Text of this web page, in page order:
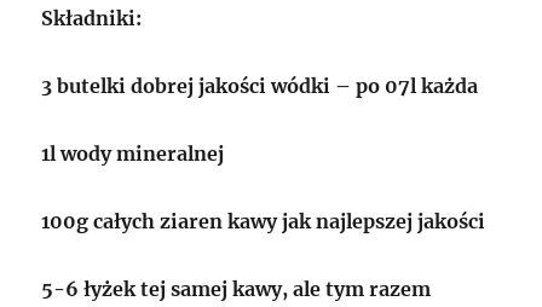
Składniki:
3 butelki dobrej jakości wódki – po 07l każda
1l wody mineralnej
100g całych ziaren kawy jak najlepszej jakości
5-6 łyżek tej samej kawy, ale tym razem